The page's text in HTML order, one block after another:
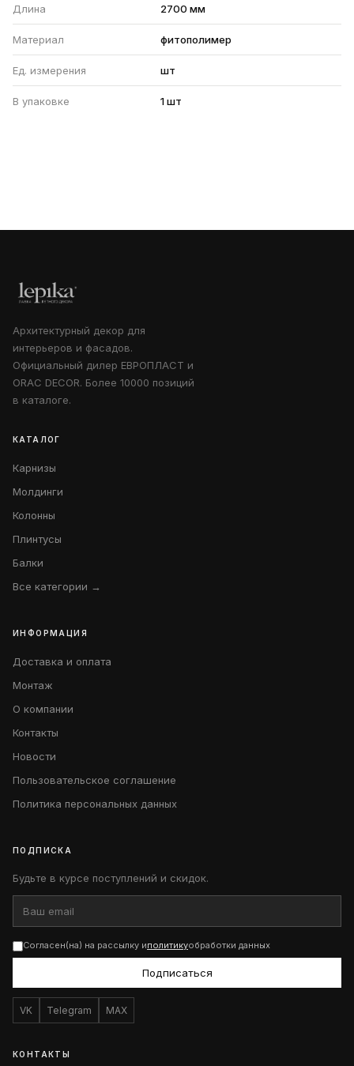
Длина 2700 мм
Материал фитополимер
Ед. измерения шт
В упаковке 1 шт
Архитектурный декор для
интерьеров и фасадов.
Официальный дилер ЕВРОПЛАСТ и
ORAC DECOR. Более 10000 позиций
в каталоге.
КАТАЛОГ
Карнизы
Молдинги
Колонны
Плинтусы
Балки
Все категории →
ИНФОРМАЦИЯ
Доставка и оплата
Монтаж
О компании
Контакты
Новости
Пользовательское соглашение
Политика персональных данных
ПОДПИСКА
Будьте в курсе поступлений и скидок.
Согласен(на) на рассылку иполитикуобработки данных
Подписаться
VK Telegram MAX
КОНТАКТЫ